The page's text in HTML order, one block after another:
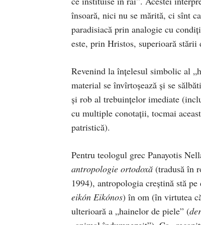
însoară, nici nu se mărită, ci sînt
paradisiacă prin analogie cu
este, prin Hristos, superioară stării
Revenind la înţelesul simbolic al
material se învîr­toşează şi se
şi rob al tre­buinţelor ime­diate
cu multiple conotaţii, tocmai
patristică).
Pentru teologul grec Panayotis
antropologie ortodoxă (tradusă în
1994), antropologia creştină stă
eikón Eikónos) în om (în virtutea
ulterioară a „hainelor de piele” (